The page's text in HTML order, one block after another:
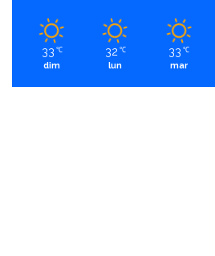
33 ℃
dim
32 ℃
lun
33 ℃
mar